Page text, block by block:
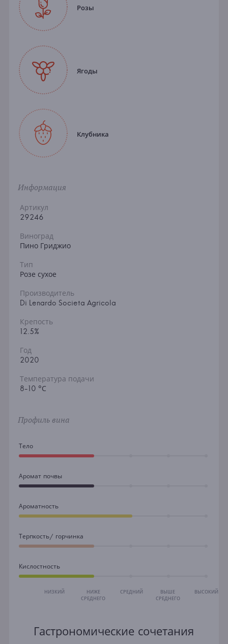
Розы
Ягоды
Клубника
Информация
Артикул
29246
Виноград
Пино Гриджио
Тип
Розе сухое
Производитель
Di Lenardo Societa Agricola
Крепость
12.5%
Год
2020
Температура подачи
8-10 °С
Профиль вина
Тело
Аромат почвы
Ароматность
Терпкость/ горчинка
Кислостность
НИЗКИЙ
НИЖЕ
СРЕДНЕГО
СРЕДНИЙ
ВЫШЕ
СРЕДНЕГО
ВЫСОКИЙ
Гастрономические сочетания